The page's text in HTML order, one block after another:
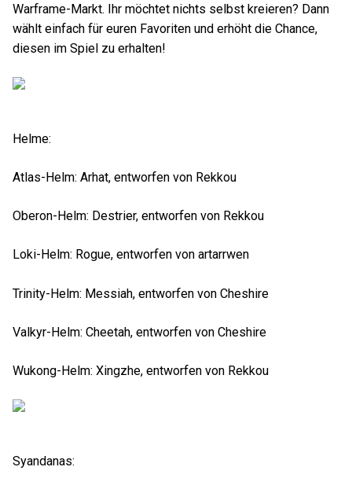
Warframe-Markt. Ihr möchtet nichts selbst kreieren? Dann
wählt einfach für euren Favoriten und erhöht die Chance,
diesen im Spiel zu erhalten!
Helme:
Atlas-Helm: Arhat, entworfen von Rekkou
Oberon-Helm: Destrier, entworfen von Rekkou
Loki-Helm: Rogue, entworfen von artarrwen
Trinity-Helm: Messiah, entworfen von Cheshire
Valkyr-Helm: Cheetah, entworfen von Cheshire
Wukong-Helm: Xingzhe, entworfen von Rekkou
Syandanas: